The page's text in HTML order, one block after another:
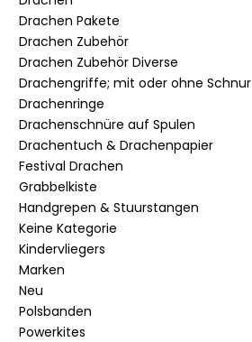
Drachen Pakete
Drachen Zubehör
Drachen Zubehör Diverse
Drachengriffe; mit oder ohne Schnur
Drachenringe
Drachenschnüre auf Spulen
Drachentuch & Drachenpapier
Festival Drachen
Grabbelkiste
Handgrepen & Stuurstangen
Keine Kategorie
Kindervliegers
Marken
Neu
Polsbanden
Powerkites